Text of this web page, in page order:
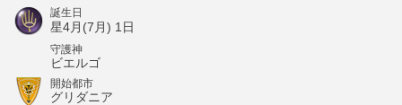
誕生日
星4月(7月) 1日
守護神
ビエルゴ
開始都市
グリダニア